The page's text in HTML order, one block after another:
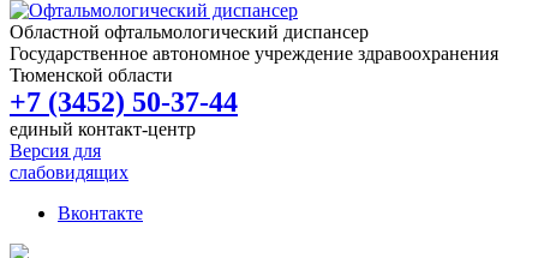
Областной офтальмологический диспансер
Государственное автономное учреждение здравоохранения
Тюменской области
+7 (3452) 50-37-44
единый контакт-центр
Версия для
слабовидящих
Вконтакте